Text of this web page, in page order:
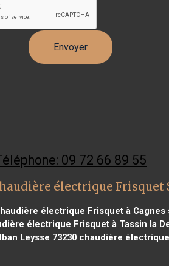
09 72 66 89 55
électrique Frisquet
électrique Frisquet à Cagnes
électrique Frisquet à Tassin la
Leysse 73230 chaudière